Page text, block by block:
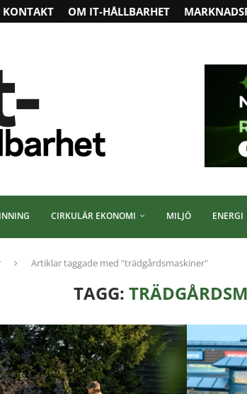
KONTAKT OM IT-HÅLLBARHET
CIRKULÄR EKONOMI MILJÖ ENERGI
Artiklar taggade med "trädgårdsmaskiner"
TAGG: